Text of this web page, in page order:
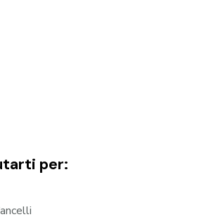
per: